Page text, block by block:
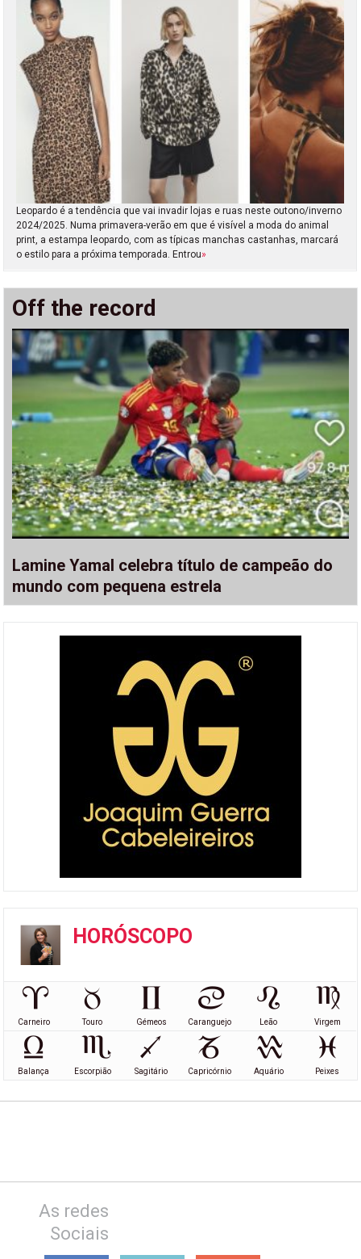
Leopardo é a tendência que vai invadir lojas e ruas neste outono/inverno
2024/2025. Numa primavera-verão em que é visível a moda do animal
print, a estampa leopardo, com as típicas manchas castanhas, marcará
o estilo para a próxima temporada. Entrou»
Off the record
Lamine Yamal celebra título de campeão do
mundo com pequena estrela
HORÓSCOPO
Carneiro Touro Gémeos Caranguejo Leão Virgem
Balança Escorpião Sagitário Capricórnio Aquário Peixes
As redes
Sociais